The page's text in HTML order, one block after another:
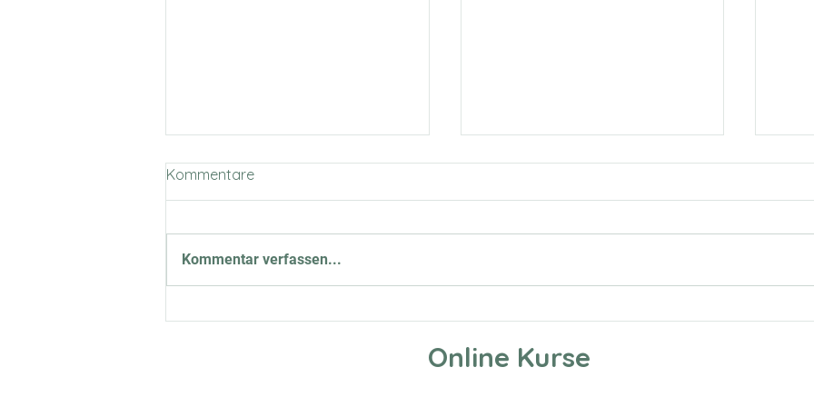
Kommentare
Kommentar verfassen...
Online Kurse